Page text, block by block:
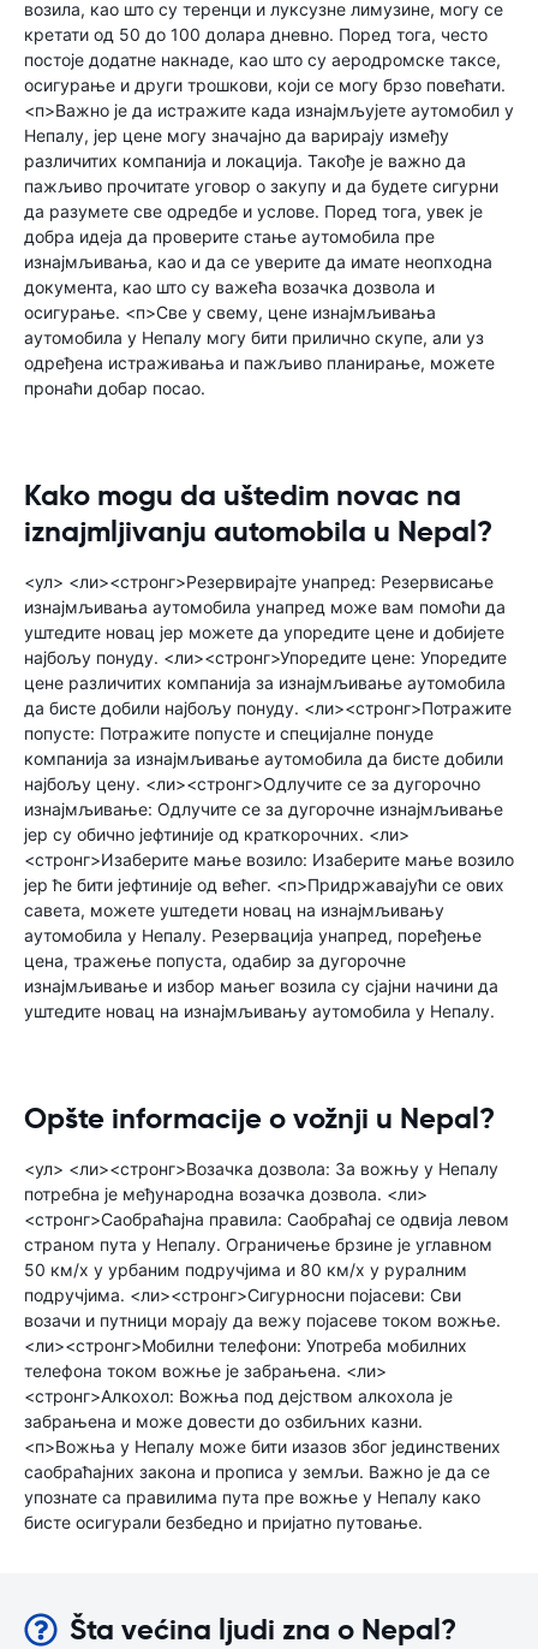
возила, као што су теренци и луксузне лимузине, могу се
кретати од 50 до 100 долара дневно. Поред тога, често
постоје додатне накнаде, као што су аеродромске таксе,
осигурање и други трошкови, који се могу брзо повећати.
<п>Важно је да истражите када изнајмљујете аутомобил у
Непалу, јер цене могу значајно да варирају између
различитих компанија и локација. Такође је важно да
пажљиво прочитате уговор о закупу и да будете сигурни
да разумете све одредбе и услове. Поред тога, увек је
добра идеја да проверите стање аутомобила пре
изнајмљивања, као и да се уверите да имате неопходна
документа, као што су важећа возачка дозвола и
осигурање. <п>Све у свему, цене изнајмљивања
аутомобила у Непалу могу бити прилично скупе, али уз
одређена истраживања и пажљиво планирање, можете
пронаћи добар посао.
Kako mogu da uštedim novac na
iznajmljivanju automobila u Nepal?
<ул> <ли><стронг>Резервирајте унапред: Резервисање
изнајмљивања аутомобила унапред може вам помоћи да
уштедите новац јер можете да упоредите цене и добијете
најбољу понуду. <ли><стронг>Упоредите цене: Упоредите
цене различитих компанија за изнајмљивање аутомобила
да бисте добили најбољу понуду. <ли><стронг>Потражите
попусте: Потражите попусте и специјалне понуде
компанија за изнајмљивање аутомобила да бисте добили
најбољу цену. <ли><стронг>Одлучите се за дугорочно
изнајмљивање: Одлучите се за дугорочне изнајмљивање
јер су обично јефтиније од краткорочних. <ли>
<стронг>Изаберите мање возило: Изаберите мање возило
јер ће бити јефтиније од већег. <п>Придржавајући се ових
савета, можете уштедети новац на изнајмљивању
аутомобила у Непалу. Резервација унапред, поређење
цена, тражење попуста, одабир за дугорочне
изнајмљивање и избор мањег возила су сјајни начини да
уштедите новац на изнајмљивању аутомобила у Непалу.
Opšte informacije o vožnji u Nepal?
<ул> <ли><стронг>Возачка дозвола: За вожњу у Непалу
потребна је међународна возачка дозвола. <ли>
<стронг>Саобраћајна правила: Саобраћај се одвија левом
страном пута у Непалу. Ограничење брзине је углавном
50 км/х у урбаним подручјима и 80 км/х у руралним
подручјима. <ли><стронг>Сигурносни појасеви: Сви
возачи и путници морају да вежу појасеве током вожње.
<ли><стронг>Мобилни телефони: Употреба мобилних
телефона током вожње је забрањена. <ли>
<стронг>Алкохол: Вожња под дејством алкохола је
забрањена и може довести до озбиљних казни.
<п>Вожња у Непалу може бити изазов због јединствених
саобраћајних закона и прописа у земљи. Важно је да се
упознате са правилима пута пре вожње у Непалу како
бисте осигурали безбедно и пријатно путовање.
Šta većina ljudi zna o Nepal?